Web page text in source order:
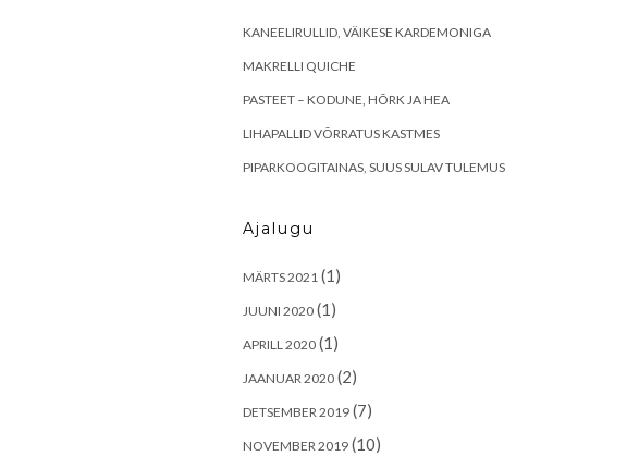
KANEELIRULLID, VÄIKESE KARDEMONIGA
MAKRELLI QUICHE
PASTEET – KODUNE, HÕRK JA HEA
LIHAPALLID VÕRRATUS KASTMES
PIPARKOOGITAINAS, SUUS SULAV TULEMUS
Ajalugu
MÄRTS 2021 (1)
JUUNI 2020(1)
APRILL 2020(1)
JAANUAR 2020(2)
DETSEMBER 2019(7)
NOVEMBER 2019(10)